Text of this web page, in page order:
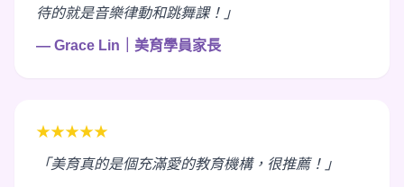
待的就是音樂律動和跳舞課！」
— Grace Lin｜美育學員家長
★★★★★
「美育真的是個充滿愛的教育機構，很推薦！」